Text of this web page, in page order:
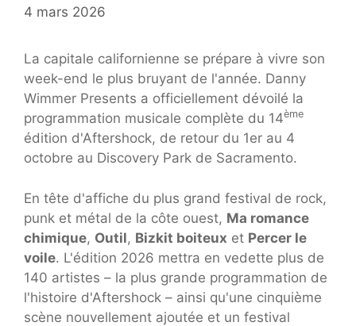
4 mars 2026
La capitale californienne se prépare à vivre son
week-end le plus bruyant de l'année. Danny
Wimmer Presents a officiellement dévoilé la
programmation musicale complète du 14ème
édition d'Aftershock, de retour du 1er au 4
octobre au Discovery Park de Sacramento.
En tête d'affiche du plus grand festival de rock,
punk et métal de la côte ouest, Ma romance
chimique, Outil, Bizkit boiteux et Percer le
voile. L'édition 2026 mettra en vedette plus de
140 artistes – la plus grande programmation de
l'histoire d'Aftershock – ainsi qu'une cinquième
scène nouvellement ajoutée et un festival